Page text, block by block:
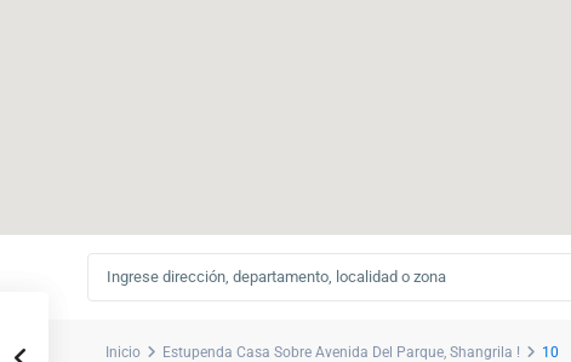
Inicio Estupenda Casa Sobre Avenida Del Parque, Shangrila ! 10